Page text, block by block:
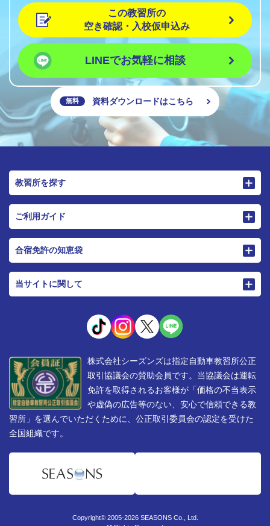
この教習所の
空き確認・入校仮申込み
LINEでお気軽に相談
無料 資料ダウンロードはこちら
教習所を探す
ご利用ガイド
合宿免許の知恵袋
当サイトに関して
株式会社シーズンズは指定自動車教習所公正
取引協議会の賛助会員です。当協議会は運転
免許を取得されるお客様が「価格の不当表示
や虚偽の広告等のない、安心で信頼できる教
習所」を選んでいただくために、公正取引委員会の認定を受けた
全国組織です。
Copyright© 2005-2026 SEASONS Co., Ltd.